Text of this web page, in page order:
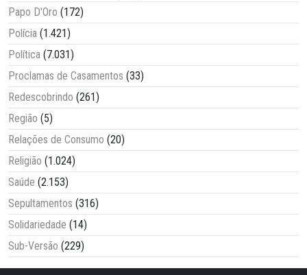
Papo D'Oro (172)
Polícia (1.421)
Política (7.031)
Proclamas de Casamentos (33)
Redescobrindo (261)
Região (5)
Relações de Consumo (20)
Religião (1.024)
Saúde (2.153)
Sepultamentos (316)
Solidariedade (14)
Sub-Versão (229)